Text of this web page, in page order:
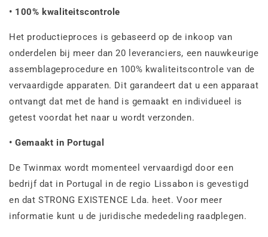
• 100% kwaliteitscontrole
Het productieproces is gebaseerd op de inkoop van
onderdelen bij meer dan 20 leveranciers, een nauwkeurige
assemblageprocedure en 100% kwaliteitscontrole van de
vervaardigde apparaten. Dit garandeert dat u een apparaat
ontvangt dat met de hand is gemaakt en individueel is
getest voordat het naar u wordt verzonden.
• Gemaakt in Portugal
De Twinmax wordt momenteel vervaardigd door een
bedrijf dat in Portugal in de regio Lissabon is gevestigd
en dat STRONG EXISTENCE Lda. heet. Voor meer
informatie kunt u de juridische mededeling raadplegen.